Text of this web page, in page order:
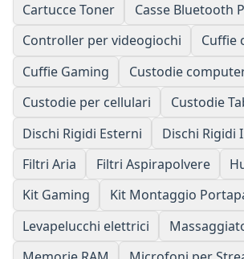
Cartucce Toner
Casse Bluetooth
Controller per videogiochi
Cuffie
Cuffie Gaming
Custodie
Custodie per cellulari
Custodie
Dischi Rigidi Esterni
Dischi Rigidi
Filtri Aria
Filtri Aspirapolvere
Kit Gaming
Kit Montaggio
Levapelucchi elettrici